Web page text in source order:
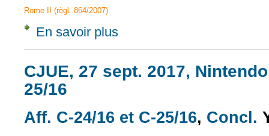
Rome II (règl. 864/2007)
En savoir plus
CJUE, 27 sept. 2017,
25/16
Aff. C-24/16 et C-25/16 (le lien est
, Concl.